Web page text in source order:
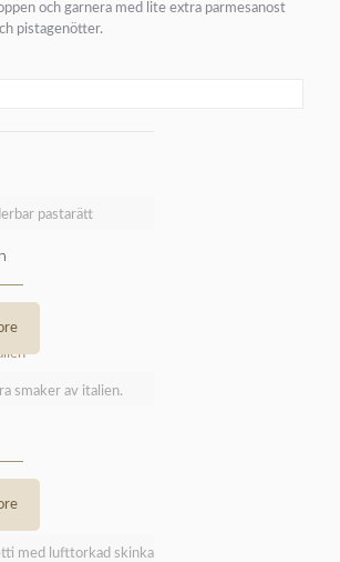
och garnera med lite extra parmesanost
pistagenötter.
pastarätt
smaker av italien.
med lufttorkad skinka